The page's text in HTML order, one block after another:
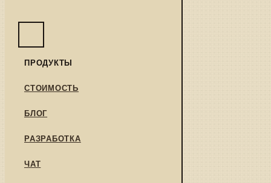
ПРОДУКТЫ
СТОИМОСТЬ
БЛОГ
РАЗРАБОТКА
ЧАТ